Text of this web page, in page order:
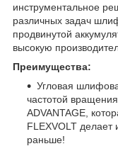
инструментальное
различных задач
продвинутой
высокую
Преимущества:
Угловая
частотой
ADVANTAGE,
FLEXVOLT
раньше!